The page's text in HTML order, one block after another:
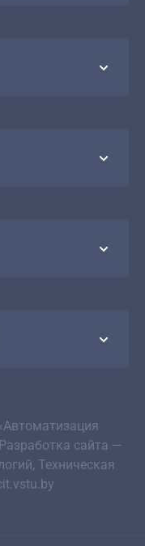
сайта —
Техническая